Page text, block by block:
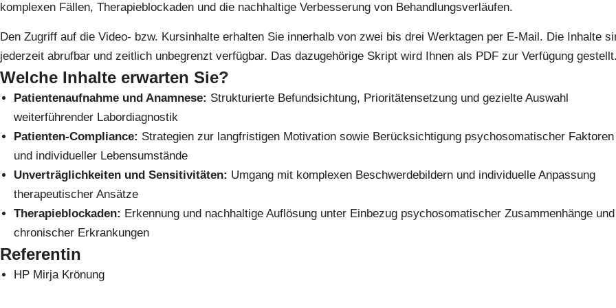
komplexen Fällen, Therapieblockaden und die nachhaltige Verbesserung von Behandlungsverläufen.
Den Zugriff auf die Video- bzw. Kursinhalte erhalten Sie innerhalb von zwei bis drei Werktagen per E-Mail. Die Inhalte
jederzeit abrufbar und zeitlich unbegrenzt verfügbar. Das dazugehörige Skript wird Ihnen als PDF zur Verfügung gestellt.
Welche Inhalte erwarten Sie?
Patientenaufnahme und Anamnese: Strukturierte Befundsichtung, Prioritätensetzung und gezielte Auswahl
weiterführender Labordiagnostik
Patienten-Compliance: Strategien zur langfristigen Motivation sowie Berücksichtigung psychosomatischer Faktoren
und individueller Lebensumstände
Unverträglichkeiten und Sensitivitäten: Umgang mit komplexen Beschwerdebildern und individuelle Anpassung
therapeutischer Ansätze
Therapieblockaden: Erkennung und nachhaltige Auflösung unter Einbezug psychosomatischer Zusammenhänge und
chronischer Erkrankungen
Referentin
HP Mirja Krönung